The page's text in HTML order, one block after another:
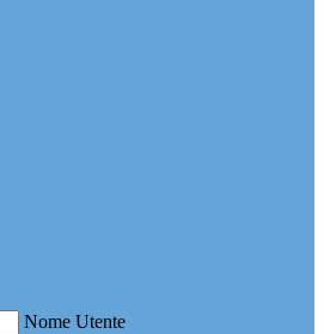
Nome Utente